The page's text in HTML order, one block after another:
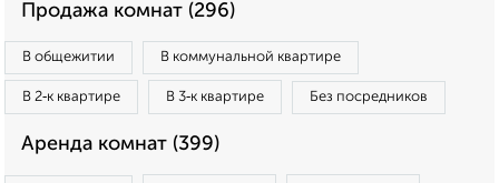
Продажа комнат (296)
В общежитии В коммунальной квартире
В 2‑к квартире В 3‑к квартире Без посредников
Аренда комнат (399)